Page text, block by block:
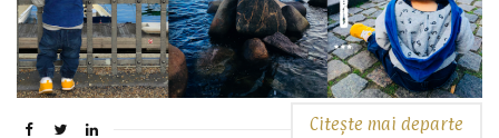
Citește mai departe